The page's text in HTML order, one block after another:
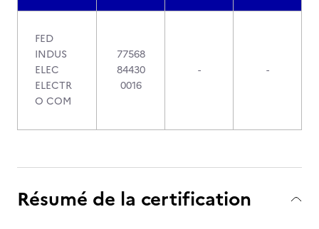
FED
INDUS
ELEC
ELECTR
O COM
77568
84430
0016
- -
Résumé de la certification